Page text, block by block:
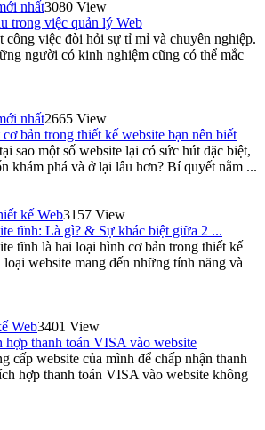
nhất3080 View
trong việc quản lý Web
công việc đòi hỏi sự tỉ mỉ và chuyên nghiệp.
người có kinh nghiệm cũng có thể mắc
nhất2665 View
bản trong thiết kế website bạn nên biết
sao một số website lại có sức hút đặc biệt,
khám phá và ở lại lâu hơn? Bí quyết nằm ...
kế Web3157 View
tĩnh: Là gì? & Sự khác biệt giữa 2 ...
tĩnh là hai loại hình cơ bản trong thiết kế
website mang đến những tính năng và
Web3401 View
thanh toán VISA vào website
cấp website của mình để chấp nhận thanh
hợp thanh toán VISA vào website không